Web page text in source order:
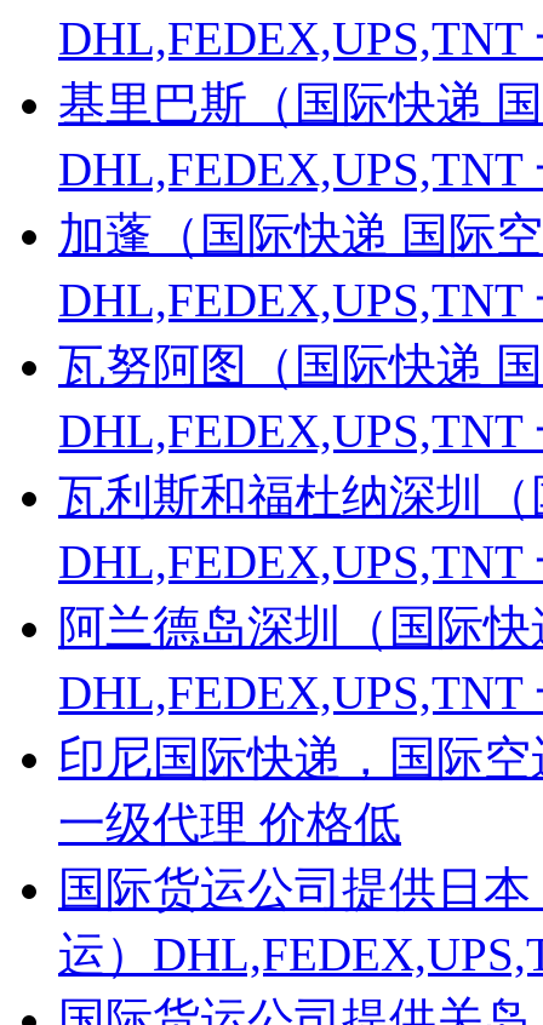
基里巴斯（国际快递
加蓬（国际快递 国际
瓦努阿图（国际快递
瓦利斯和福杜纳深圳
阿兰德岛深圳（国际
印尼国际快递，国际
一级代理 价格低
国际货运公司提供日
运）